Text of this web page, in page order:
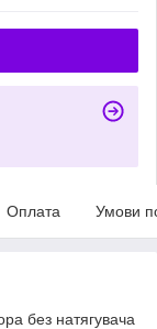
Оплата Умови
без натягувача